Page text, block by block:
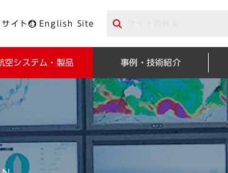
イト English Site
空システム・製品 事例・技術紹介